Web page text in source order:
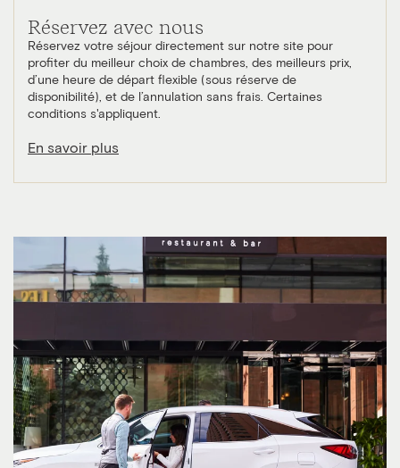
Réservez avec nous
Réservez votre séjour directement sur notre site pour
profiter du meilleur choix de chambres, des meilleurs prix,
d’une heure de départ flexible (sous réserve de
disponibilité), et de l’annulation sans frais. Certaines
conditions s'appliquent.
En savoir plus